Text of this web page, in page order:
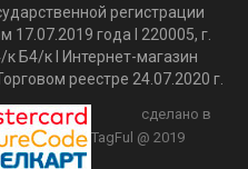
регистрации
года I 220005, г.
Б4/к I Интернет-магазин
реестре 24.07.2020 г.
сделано в
TagFul @ 2019